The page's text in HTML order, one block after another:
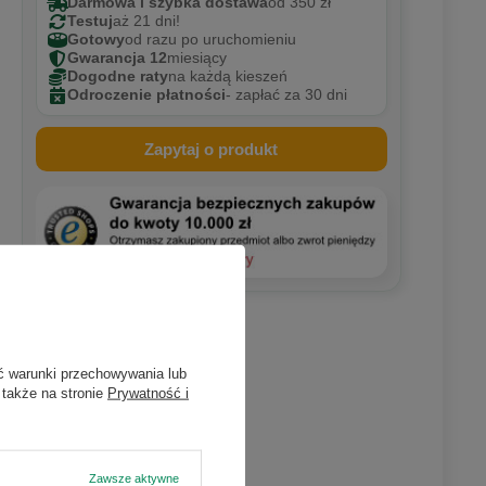
Testujaż 21 dni!
Gotowyod razu po uruchomieniu
Gwarancja 12miesiący
Dogodne ratyna każdą kieszeń
Odroczenie płatności- zapłać za 30 dni
Zapytaj o produkt
warunki przechowywania lub
na stronie Prywatność i
Zawsze aktywne